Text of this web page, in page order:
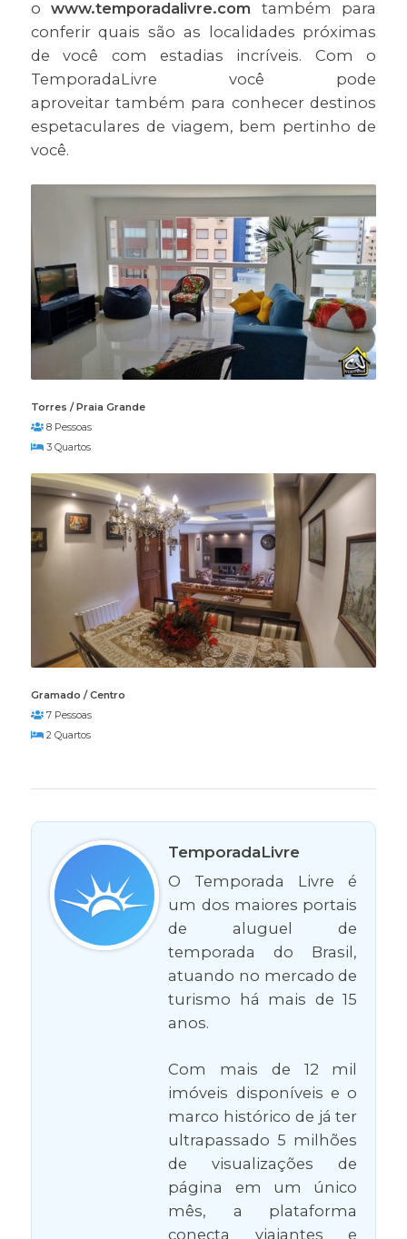
owww.temporadalivre.com também para
conferir quais são as localidades próximas
de você com estadias incríveis. Com o
TemporadaLivre você pode
aproveitar também para conhecer destinos
espetaculares de viagem, bem pertinho de
você.
Torres / Praia Grande
8 Pessoas
3 Quartos
Gramado / Centro
7 Pessoas
2 Quartos
TemporadaLivre
O Temporada Livre é
um dos maiores portais
de aluguel de
temporada do Brasil,
atuando no mercado de
turismo há mais de 15
anos.
Com mais de 12 mil
imóveis disponíveis e o
marco histórico de já ter
ultrapassado 5 milhões
de visualizações de
página em um único
mês, a plataforma
conecta viajantes e